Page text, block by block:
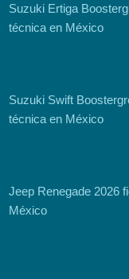
Suzuki Ertiga
técnica en México
Suzuki Swift
técnica en México
Jeep Renegade 2026
México